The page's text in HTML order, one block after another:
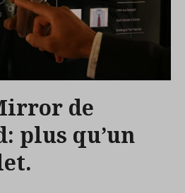
de
plus qu’un